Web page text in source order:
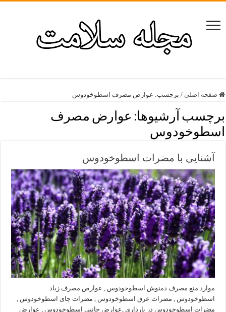
صفحه اصلی / برچسب: عوارض مصرف اسطوخودوس
برچسب آرشیوها: عوارض مصرف
اسطوخودوس
آشنایی با مضرات اسطوخودوس
موارد منع مصرف دمنوش اسطوخودوس , عوارض مصرف زیاد
اسطوخودوس , مضرات عرق اسطوخودوس , مضرات چای اسطوخودوس ,
مضرات اسطوخودوس در بارداری ,عوارض جانبی اسطوخودوس , عوارض